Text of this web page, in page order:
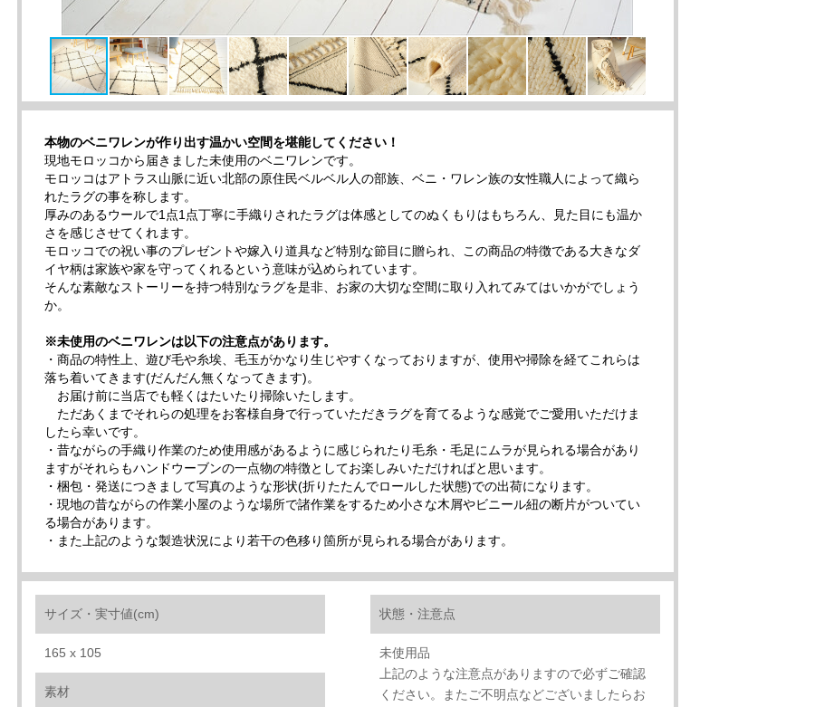
本物のベニワレンが作り出す温かい空間を堪能してください！
現地モロッコから届きました未使用のベニワレンです。
モロッコはアトラス山脈に近い北部の原住民ベルベル人の部族、ベニ・ワレン族の女性職人によって織ら
れたラグの事を称します。
厚みのあるウールで1点1点丁寧に手織りされたラグは体感としてのぬくもりはもちろん、見た目にも温か
さを感じさせてくれます。
モロッコでの祝い事のプレゼントや嫁入り道具など特別な節目に贈られ、この商品の特徴である大きなダ
イヤ柄は家族や家を守ってくれるという意味が込められています。
そんな素敵なストーリーを持つ特別なラグを是非、お家の大切な空間に取り入れてみてはいかがでしょう
か。
※未使用のベニワレンは以下の注意点があります。
・商品の特性上、遊び毛や糸埃、毛玉がかなり生じやすくなっておりますが、使用や掃除を経てこれらは
落ち着いてきます(だんだん無くなってきます)。
お届け前に当店でも軽くはたいたり掃除いたします。
ただあくまでそれらの処理をお客様自身で行っていただきラグを育てるような感覚でご愛用いただけま
したら幸いです。
・昔ながらの手織り作業のため使用感があるように感じられたり毛糸・毛足にムラが見られる場合があり
ますがそれらもハンドウーブンの一点物の特徴としてお楽しみいただければと思います。
・梱包・発送につきまして写真のような形状(折りたたんでロールした状態)での出荷になります。
・現地の昔ながらの作業小屋のような場所で諸作業をするため小さな木屑やビニール紐の断片がついてい
る場合があります。
・また上記のような製造状況により若干の色移り箇所が見られる場合があります。
サイズ・実寸値(cm)
165 x 105
素材
状態・注意点
未使用品
上記のような注意点がありますので必ずご確認
ください。またご不明点などございましたらお